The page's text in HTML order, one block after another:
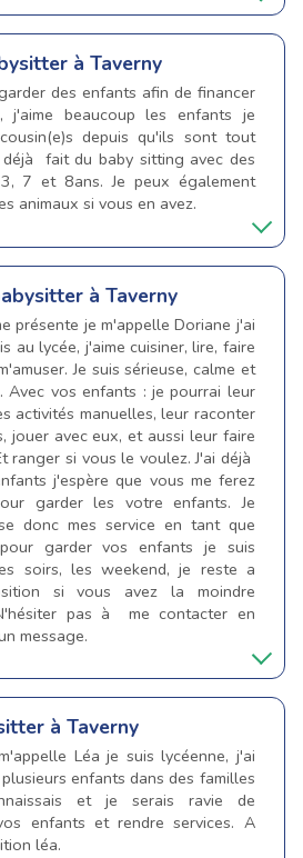
à Taverny
des enfants afin de financer
j'aime beaucoup les enfants je
depuis qu'ils sont tout
fait du baby sitting avec des
7 et 8ans. Je peux également
animaux si vous en avez.
à Taverny
présente je m'appelle Doriane j'ai
au lycée, j'aime cuisiner, lire, faire
Je suis sérieuse, calme et
Avec vos enfants : je pourrai leur
activités manuelles, leur raconter
jouer avec eux, et aussi leur faire
ranger si vous le voulez. J'ai déjà
j'espère que vous me ferez
garder les votre enfants. Je
donc mes service en tant que
garder vos enfants je suis
soirs, les weekend, je reste a
si vous avez la moindre
pas à me contacter en
message.
à Taverny
Léa je suis lycéenne, j'ai
enfants dans des familles
et je serais ravie de
enfants et rendre services. A
léa.